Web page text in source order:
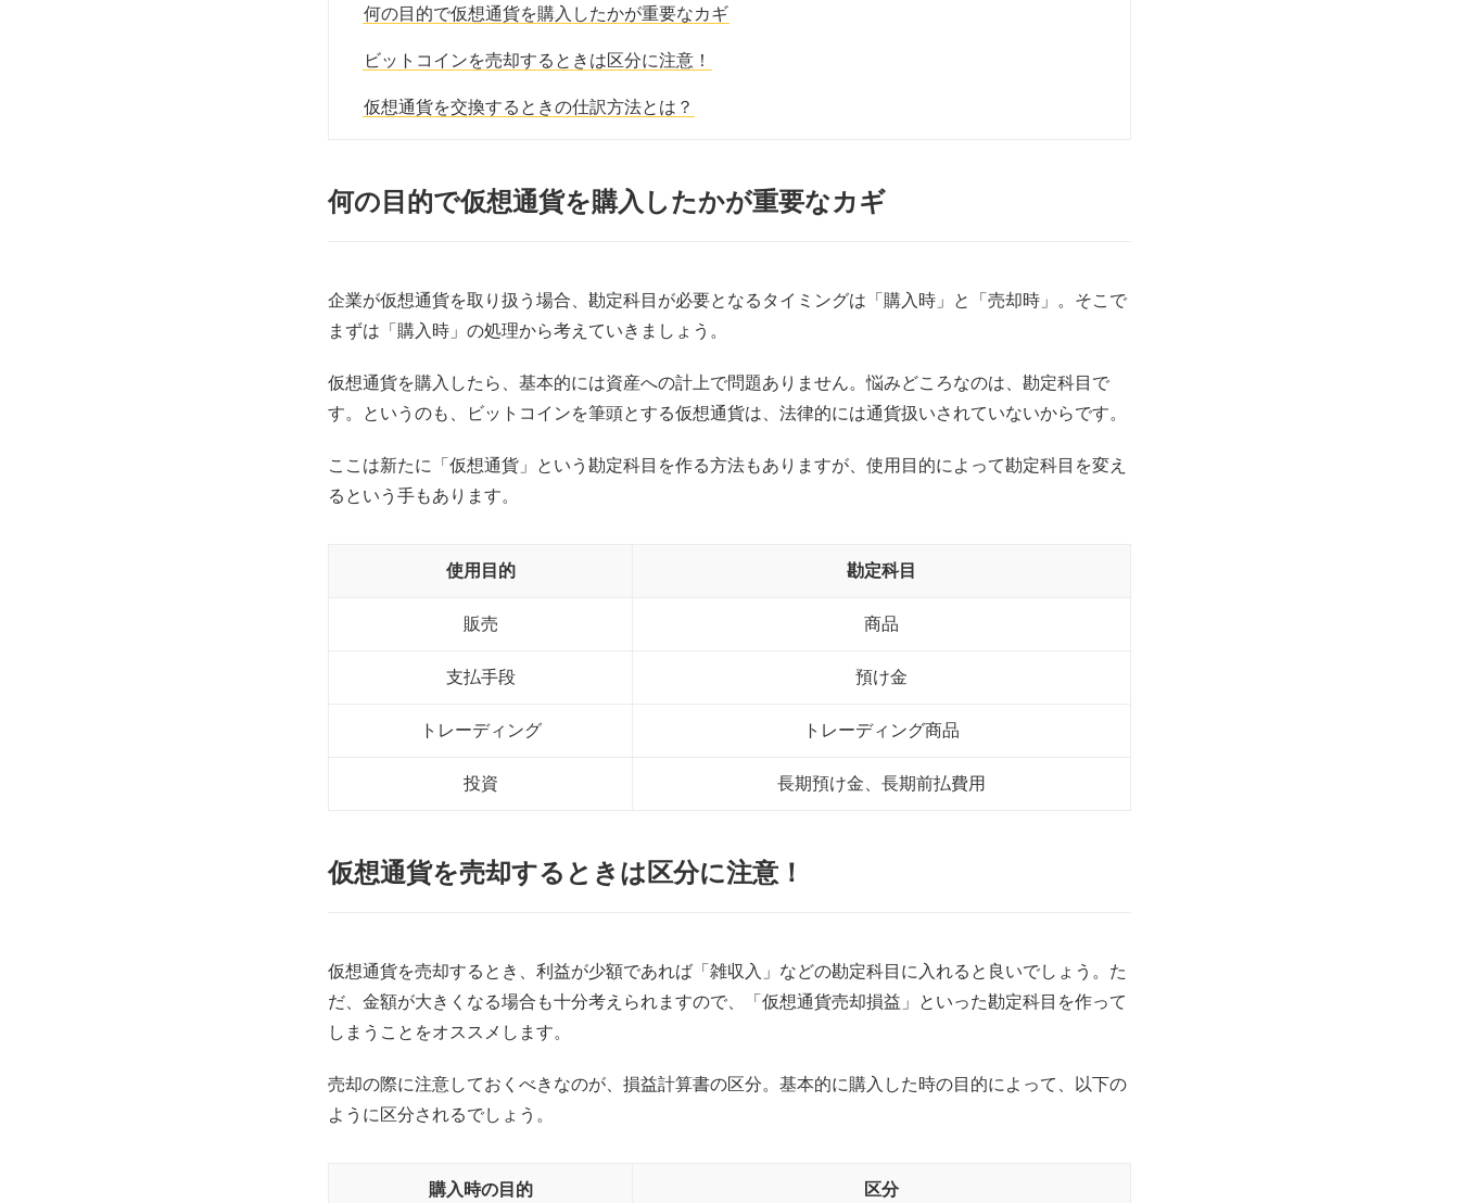
何の目的で仮想通貨を購入したかが重要なカギ
ビットコインを売却するときは区分に注意！
仮想通貨を交換するときの仕訳方法とは？
何の目的で仮想通貨を購入したかが重要なカギ
企業が仮想通貨を取り扱う場合、勘定科目が必要となるタイミングは「購入時」と「売却時」。そこで
まずは「購入時」の処理から考えていきましょう。
仮想通貨を購入したら、基本的には資産への計上で問題ありません。悩みどころなのは、勘定科目で
す。というのも、ビットコインを筆頭とする仮想通貨は、法律的には通貨扱いされていないからです。
ここは新たに「仮想通貨」という勘定科目を作る方法もありますが、使用目的によって勘定科目を変え
るという手もあります。
使用目的 勘定科目
販売 商品
支払手段 預け金
トレーディング トレーディング商品
投資 長期預け金、長期前払費用
仮想通貨を売却するときは区分に注意！
仮想通貨を売却するとき、利益が少額であれば「雑収入」などの勘定科目に入れると良いでしょう。た
だ、金額が大きくなる場合も十分考えられますので、「仮想通貨売却損益」といった勘定科目を作って
しまうことをオススメします。
売却の際に注意しておくべきなのが、損益計算書の区分。基本的に購入した時の目的によって、以下の
ように区分されるでしょう。
購入時の目的 区分